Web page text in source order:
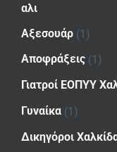
αλι
Αξεσουάρ (1)
Αποφράξεις (1)
Γιατροί ΕΟΠΥΥ
Γυναίκα (1)
Δικηγόροι